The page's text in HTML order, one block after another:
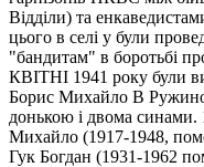
Відділи) та
цього в селі у були
"бандитам" в боротьбі
КBITHI 1941 року були
Борис Михайло В
донькою і двома синами.
Михайло (1917-1948,
Гук Богдан (1931-1962